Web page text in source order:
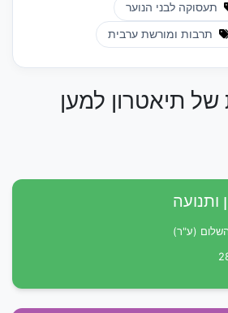
תעסוקה לבני הנוער
תרבות ומורשת ערבית
של תיאטרון למען
השלום (ע"ר)